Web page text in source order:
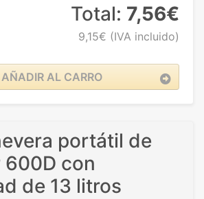
Total: 7,56€
9,15€ (IVA incluido)
AL CARRO
portátil de
con
de 13 litros